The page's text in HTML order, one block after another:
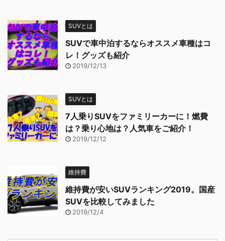
SUVとは
SUVで車中泊するならオススメ車種はコ
レ！グッズも紹介
2019/12/13
SUVとは
7人乗りSUVをファミリーカーに！燃費
は？乗り心地は？人気車をご紹介！
2019/12/12
維持費
維持費が安いSUVランキング2019。国産
SUVを比較してみました
2019/12/4